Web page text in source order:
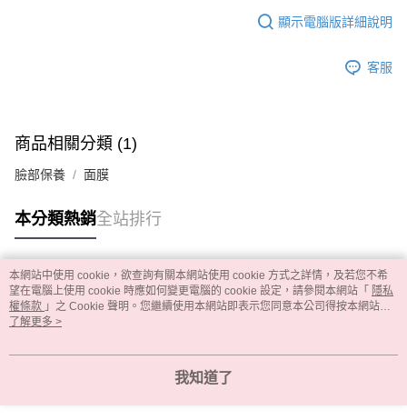
顯示電腦版詳細說明
客服
商品相關分類 (1)
臉部保養 面膜
本分類熱銷全站排行
熱門標籤
本網站中使用 cookie，欲查詢有關本網站使用 cookie 方式之詳情，及若您不希
望在電腦上使用 cookie 時應如何變更電腦的 cookie 設定，請參閱本網站「 隱私
權條款 」之 Cookie 聲明。您繼續使用本網站即表示您同意本公司得按本網站使
用條款之 Cookie 聲明使用 cookie。
了解更多 >
我知道了